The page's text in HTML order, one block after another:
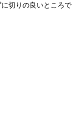
切りの良いところで